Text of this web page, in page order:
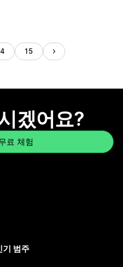
4 15
겠어요?
료 체험
기 범주